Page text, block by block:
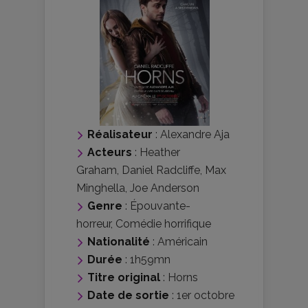
Réalisateur : Alexandre Aja
Acteurs : Heather
Graham, Daniel Radcliffe, Max
Minghella, Joe Anderson
Genre : Épouvante-
horreur, Comédie horrifique
Nationalité : Américain
Durée : 1h59mn
Titre original : Horns
Date de sortie : 1er octobre